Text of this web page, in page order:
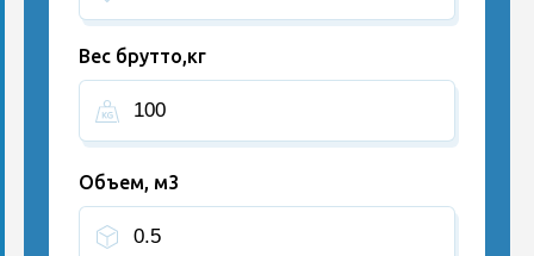
Вес брутто,кг
Объем, м3